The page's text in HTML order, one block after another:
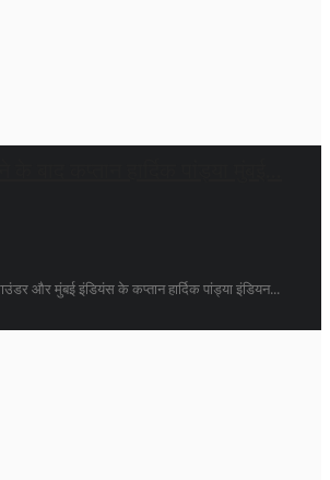
और मुंबई इंडियंस के कप्तान हार्दिक पांड्या इंडियन...